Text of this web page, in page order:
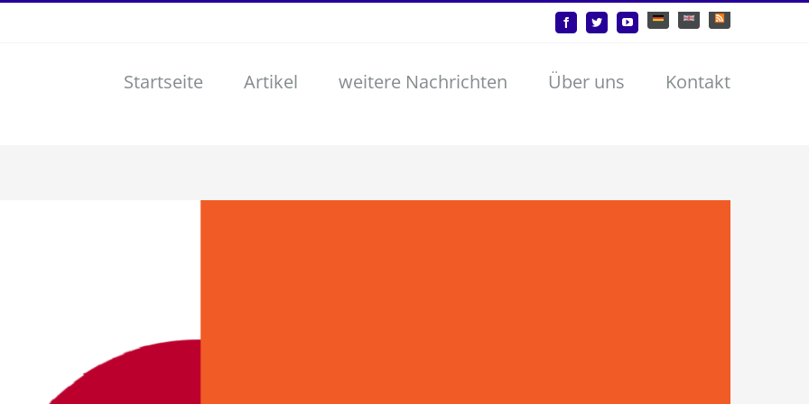
FacebookTwitterYouTubeDeutschEnglish Benutzerdefiniert
Startseite Artikel weitere Nachrichten Über uns Kontakt